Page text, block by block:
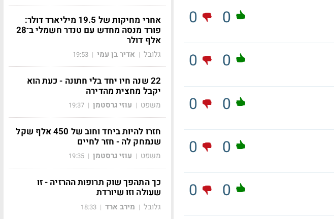
0
0
0
0
0
0
0
0
0
0
אחרי מחיקות של 19.5 מיליארד דולר:
פורד מנסה מחדש עם טנדר חשמלי ב־28
אלף דולר
גלובל | אדיר בן עמי |
19:53
22 שנה חיו יחד בלי חתונה - כעת הוא
יקבל מחצית מהדירה
משפט | עוזי גרסטמן |
19:37
חזרו להיות ביחד וחוב של 450 אלף שקל
שנמחק לה - חזר לחיים
משפט | עוזי גרסטמן |
19:35
כך התהפך שוק תרופות ההרזיה - זו
שעולה וזו שיורדת
גלובל | מירב ארד |
18:33